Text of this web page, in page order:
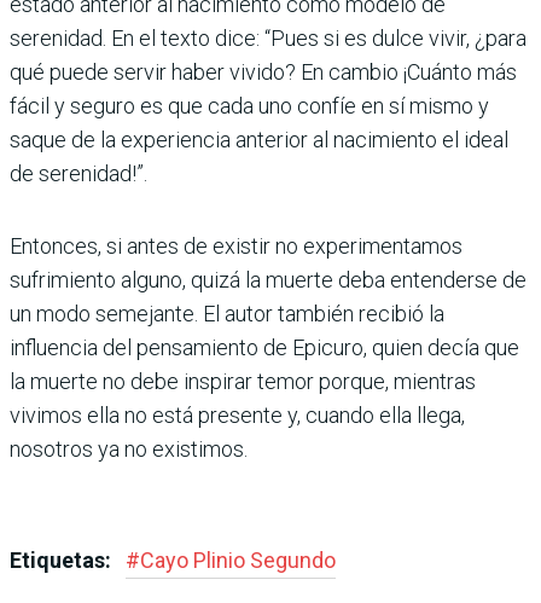
serenidad. En el texto dice: “Pues si es dulce vivir, ¿para
qué puede servir haber vivido? En cambio ¡Cuánto más
fácil y seguro es que cada uno confíe en sí mismo y
saque de la experiencia anterior al nacimiento el ideal
de serenidad!”.
Entonces, si antes de existir no experimentamos
sufrimiento alguno, quizá la muerte deba entenderse de
un modo semejante. El autor también recibió la
influencia del pensamiento de Epicuro, quien decía que
la muerte no debe inspirar temor porque, mientras
vivimos ella no está presente y, cuando ella llega,
nosotros ya no existimos.
Etiquetas: #Cayo Plinio Segundo